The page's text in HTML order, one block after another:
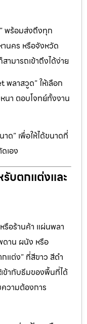
พร้อมส่งถึงทุก
นคร หรือจังหวัด
ามารถเข้าถึงได้ง่าย
ลาสวูด” ให้เลือก
นา ตอบโจทย์ทั้งงาน
ด” เพื่อให้ได้ขนาดที่
เอง
บตกแต่งและ
อร้านค้า แผ่นพลา
ดาน ผนัง หรือ
แต่ง” ที่สีขาว สีดำ
ข้ากับธีมของพื้นที่ได้
วามต้องการ